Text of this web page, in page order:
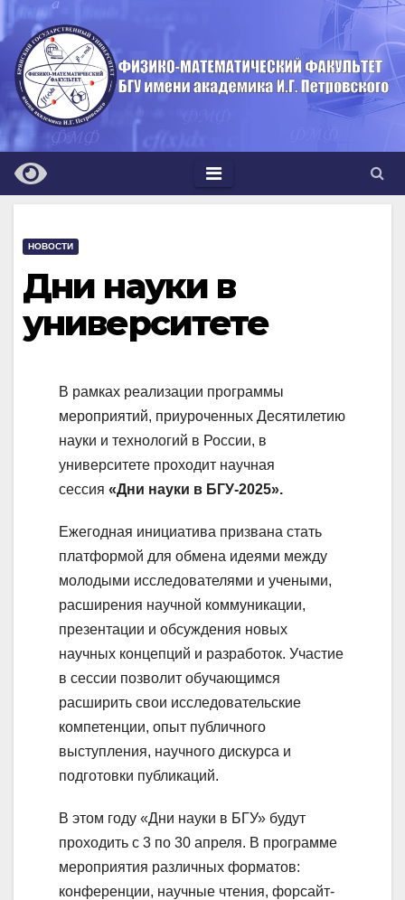
Перейти
к
содержимому
НОВОСТИ
Дни науки в
университете
В рамках реализации программы
мероприятий, приуроченных Десятилетию
науки и технологий в России, в
университете проходит научная
сессия «Дни науки в БГУ-2025».
Ежегодная инициатива призвана стать
платформой для обмена идеями между
молодыми исследователями и учеными,
расширения научной коммуникации,
презентации и обсуждения новых
научных концепций и разработок. Участие
в сессии позволит обучающимся
расширить свои исследовательские
компетенции, опыт публичного
выступления, научного дискурса и
подготовки публикаций.
В этом году «Дни науки в БГУ» будут
проходить с 3 по 30 апреля. В программе
мероприятия различных форматов:
конференции, научные чтения, форсайт-